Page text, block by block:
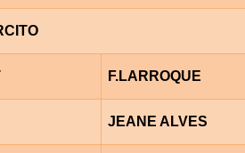
F.LARROQUE
JEANE ALVES